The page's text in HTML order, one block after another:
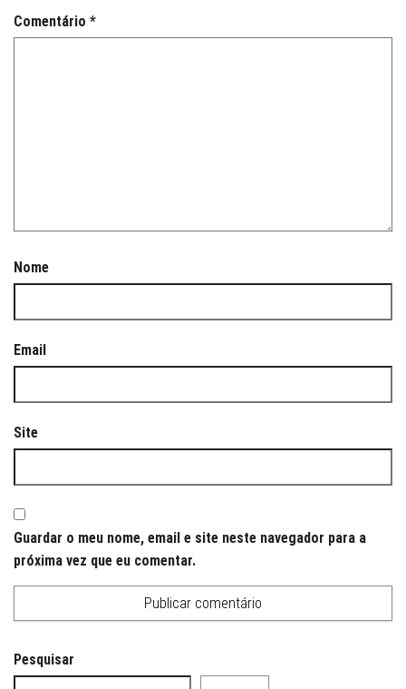
Comentário *
Nome
Email
Site
Guardar o meu nome, email e site neste navegador para a
próxima vez que eu comentar.
Pesquisar